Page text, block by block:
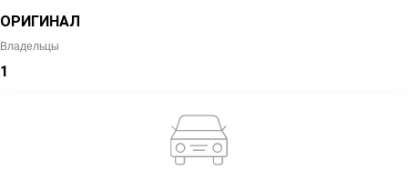
ОРИГИНАЛ
Владельцы
1